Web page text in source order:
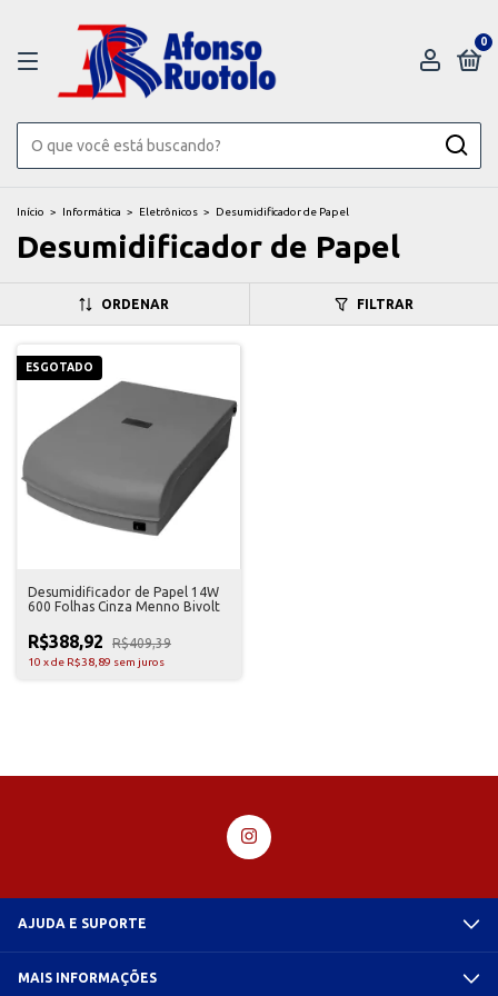
0
Início > Informática > Eletrônicos > Desumidificador de Papel
Desumidificador de Papel
ORDENAR FILTRAR
ESGOTADO
Desumidificador de Papel 14W
600 Folhas Cinza Menno Bivolt
R$388,92 R$409,39
10 xde R$38,89 sem juros
AJUDA E SUPORTE
MAIS INFORMAÇÕES